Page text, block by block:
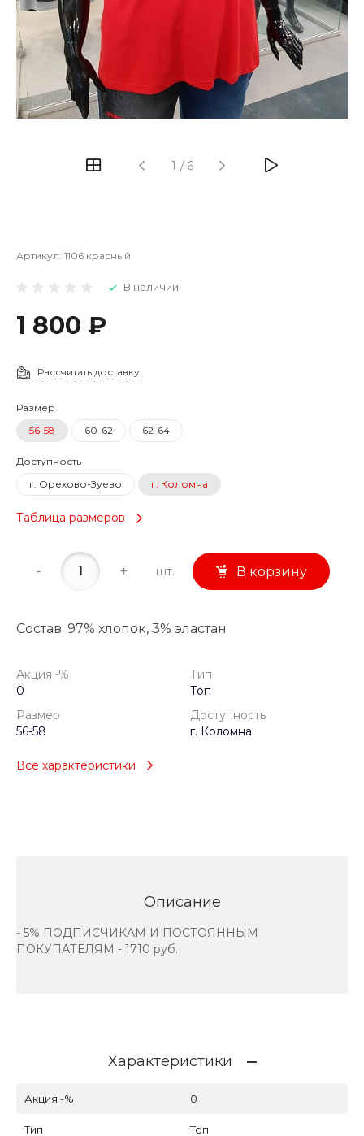
1 / 6
Артикул: 1106 красный
В наличии
1 800 ₽
Рассчитать доставку
Размер
56-58
60-62 62-64
Доступность
г. Орехово-Зуево
г. Коломна
Таблица размеров
- + шт. В корзину
Состав: 97% хлопок, 3% эластан
Акция -%
0
Тип
Топ
Размер
56-58
Доступность
г. Коломна
Все характеристики
Описание
- 5% ПОДПИСЧИКАМ И ПОСТОЯННЫМ
ПОКУПАТЕЛЯМ - 1710 руб.
Характеристики
Акция -% 0
Тип Топ